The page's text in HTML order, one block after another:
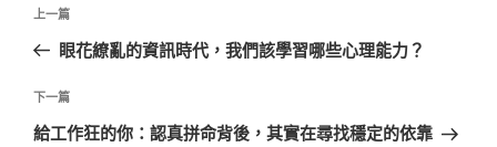
導
覽
上
一
文
章
上一篇
眼花繚亂的資訊時代，我們該學習哪些心理能力？
下
一
下一篇
給工作狂的你：認真拼命背後，其實在尋找穩定的依靠